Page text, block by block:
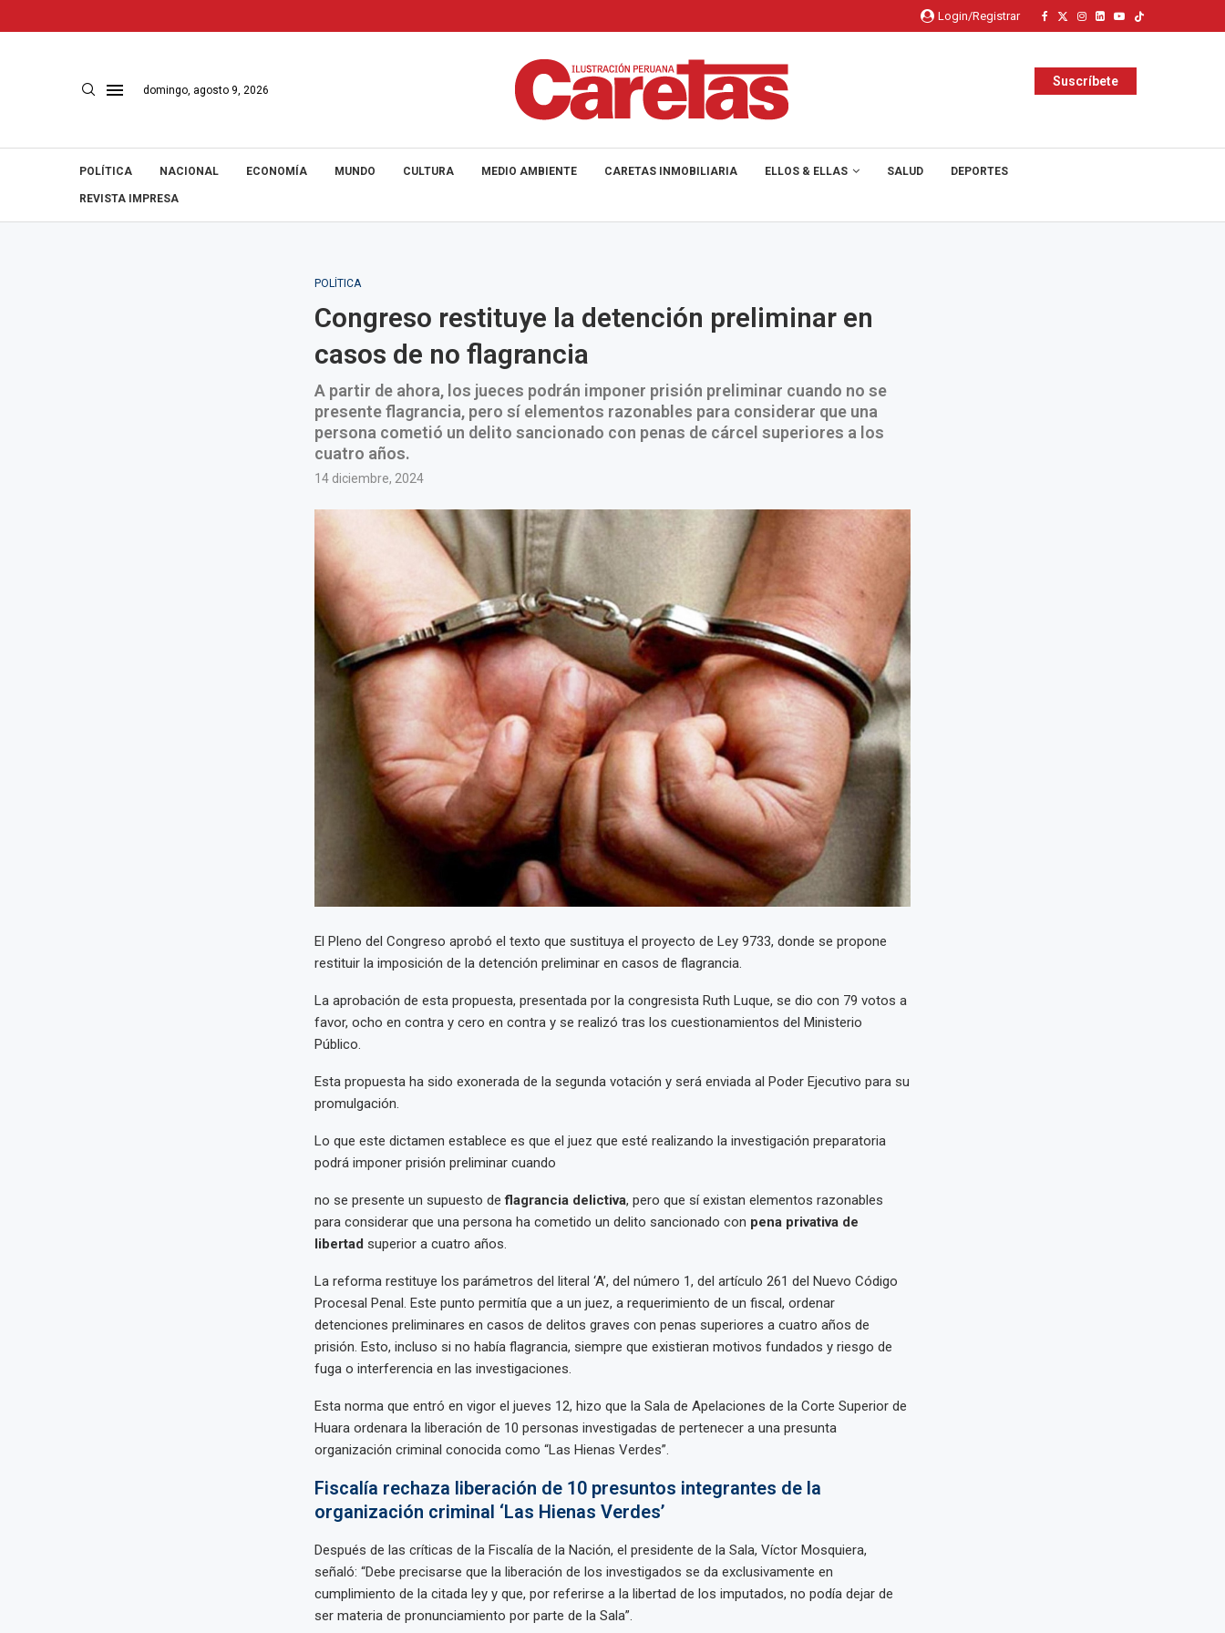
Login/Registrar
domingo, agosto 9, 2026
Suscríbete
POLÍTICA NACIONAL ECONOMÍA MUNDO CULTURA MEDIO AMBIENTE CARETAS INMOBILIARIA ELLOS & ELLAS SALUD DEPORTES
REVISTA IMPRESA
POLÍTICA
Congreso restituye la detención preliminar en
casos de no flagrancia
A partir de ahora, los jueces podrán imponer prisión preliminar cuando no se
presente flagrancia, pero sí elementos razonables para considerar que una
persona cometió un delito sancionado con penas de cárcel superiores a los
cuatro años.
14 diciembre, 2024
El Pleno del Congreso aprobó el texto que sustituya el proyecto de Ley 9733, donde se propone
restituir la imposición de la detención preliminar en casos de flagrancia.
La aprobación de esta propuesta, presentada por la congresista Ruth Luque, se dio con 79 votos a
favor, ocho en contra y cero en contra y se realizó tras los cuestionamientos del Ministerio
Público.
Esta propuesta ha sido exonerada de la segunda votación y será enviada al Poder Ejecutivo para su
promulgación.
Lo que este dictamen establece es que el juez que esté realizando la investigación preparatoria
podrá imponer prisión preliminar cuando
no se presente un supuesto deflagrancia delictiva, pero que sí existan elementos razonables
para considerar que una persona ha cometido un delito sancionado con pena privativa de
libertad superior a cuatro años.
La reforma restituye los parámetros del literal ‘A’, del número 1, del artículo 261 del Nuevo Código
Procesal Penal. Este punto permitía que a un juez, a requerimiento de un fiscal, ordenar
detenciones preliminares en casos de delitos graves con penas superiores a cuatro años de
prisión. Esto, incluso si no había flagrancia, siempre que existieran motivos fundados y riesgo de
fuga o interferencia en las investigaciones.
Esta norma que entró en vigor el jueves 12, hizo que la Sala de Apelaciones de la Corte Superior de
Huara ordenara la liberación de 10 personas investigadas de pertenecer a una presunta
organización criminal conocida como “Las Hienas Verdes”.
Fiscalía rechaza liberación de 10 presuntos integrantes de la
organización criminal ‘Las Hienas Verdes’
Después de las críticas de la Fiscalía de la Nación, el presidente de la Sala, Víctor Mosquiera,
señaló: “Debe precisarse que la liberación de los investigados se da exclusivamente en
cumplimiento de la citada ley y que, por referirse a la libertad de los imputados, no podía dejar de
ser materia de pronunciamiento por parte de la Sala”.